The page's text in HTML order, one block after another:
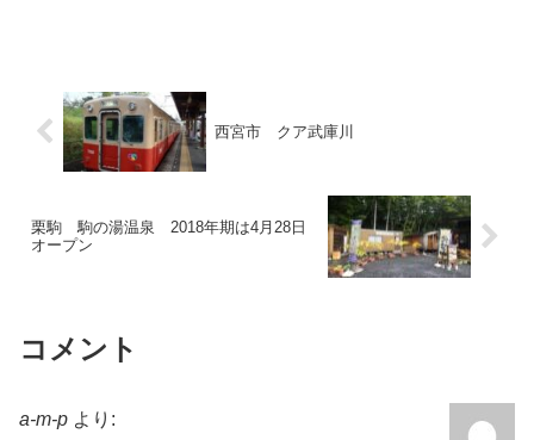
西宮市 クア武庫川
栗駒 駒の湯温泉 2018年期は4月28日
オープン
コメント
a-m-p より: